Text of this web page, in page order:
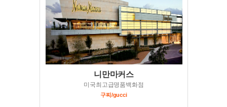
니만마커스
미국최고급명품백화점
구찌/gucci